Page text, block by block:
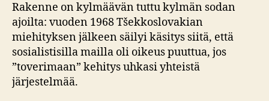
Rakenne on kylmäävän tuttu kylmän sodan
ajoilta: vuoden 1968 Tšekkoslovakian
miehityksen jälkeen säilyi käsitys siitä, että
sosialistisilla mailla oli oikeus puuttua, jos
”toverimaan” kehitys uhkasi yhteistä
järjestelmää.